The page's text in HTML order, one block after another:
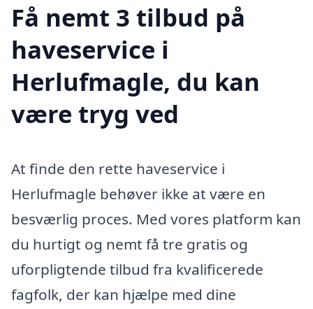
Få nemt 3 tilbud på
haveservice i
Herlufmagle, du kan
være tryg ved
At finde den rette haveservice i
Herlufmagle behøver ikke at være en
besværlig proces. Med vores platform kan
du hurtigt og nemt få tre gratis og
uforpligtende tilbud fra kvalificerede
fagfolk, der kan hjælpe med dine